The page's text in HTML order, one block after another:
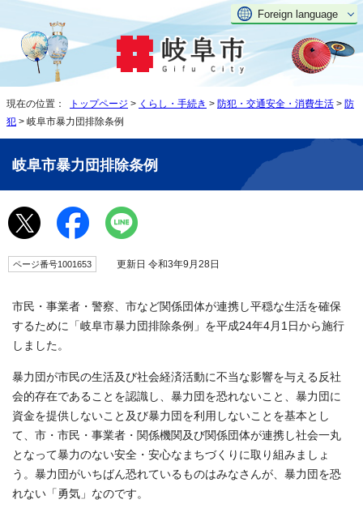
Foreign language
現在の位置： トップページ > くらし・手続き > 防犯・交通安全・消費生活 > 防
犯 > 岐阜市暴力団排除条例
岐阜市暴力団排除条例
ページ番号1001653 更新日 令和3年9月28日
市民・事業者・警察、市など関係団体が連携し平穏な生活を確保
するために「岐阜市暴力団排除条例」を平成24年4月1日から施行
しました。
暴力団が市民の生活及び社会経済活動に不当な影響を与える反社
会的存在であることを認識し、暴力団を恐れないこと、暴力団に
資金を提供しないこと及び暴力団を利用しないことを基本とし
て、市・市民・事業者・関係機関及び関係団体が連携し社会一丸
となって暴力のない安全・安心なまちづくりに取り組みましょ
う。暴力団がいちばん恐れているものはみなさんが、暴力団を恐
れない「勇気」なのです。